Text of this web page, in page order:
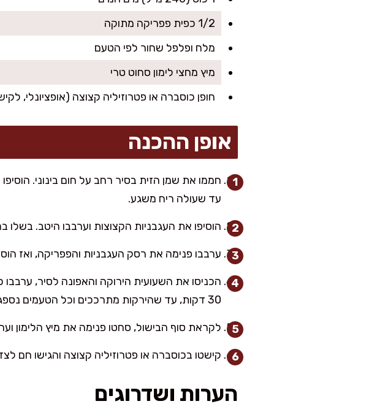
1/2 כפית פפריקה מתוקה
מלח ופלפל שחור לפי הטעם
מיץ מחצי לימון סחוט טרי
חופן כוסברה או פטרוזיליה קצוצה (אופציונלי,
אופן ההכנה
חממו את שמן הזית בסיר רחב על חום בינוני.
עד שעולה ריח משגע.
הוסיפו את העגבניות הקצוצות וערבבו היטב. בשלו במשך 5-7 דקות עד שהעגבניות מתרככות ונוצר תבשיל
ערבבו פנימה את רסק העגבניות והפפריקה, ואז
הכניסו את השעועית הירוקה והאפונה לסיר,
30 דקות, עד שהירקות מתרככים וכל הטעמים נספגים היטב.
לקראת סוף הבישול, סחטו פנימה את מיץ הלימון
קישטו בכוסברה או פטרוזיליה קצוצה והגישו חם
הערות ושדרוגים